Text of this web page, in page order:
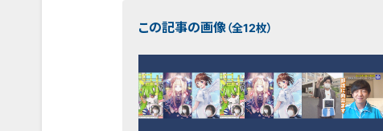
この記事の画像（全12枚）